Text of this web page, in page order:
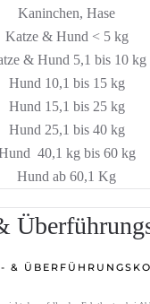
Kaninchen, Hase
Katze & Hund < 5 kg
& Hund 5,1 bis 10 kg
Hund 10,1 bis 15 kg
Hund 15,1 bis 25 kg
Hund 25,1 bis 40 kg
40,1 kg bis 60 kg
Hund ab 60,1 Kg
&